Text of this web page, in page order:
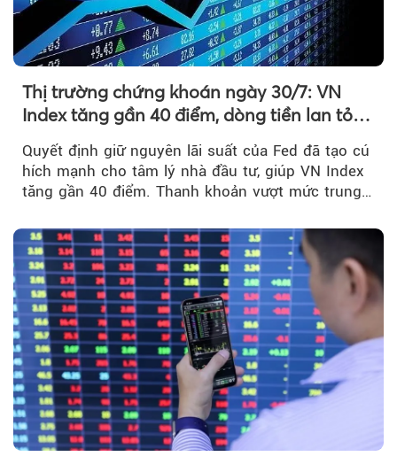
Thị trường chứng khoán ngày 30/7: VN
Index tăng gần 40 điểm, dòng tiền lan tỏa
Quyết định giữ nguyên lãi suất của Fed đã tạo cú
hích mạnh cho tâm lý nhà đầu tư, giúp VN Index
tăng gần 40 điểm. Thanh khoản vượt mức trung